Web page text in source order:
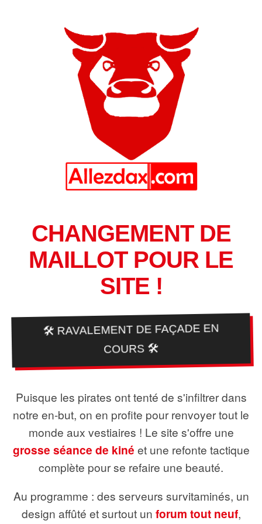
CHANGEMENT DE
MAILLOT POUR LE
SITE !
🛠️ RAVALEMENT DE FAÇADE EN
COURS 🛠️
Puisque les pirates ont tenté de s'infiltrer dans
notre en-but, on en profite pour renvoyer tout le
monde aux vestiaires ! Le site s'offre une
grosse séance de kiné et une refonte tactique
complète pour se refaire une beauté.
Au programme : des serveurs survitaminés, un
design affûté et surtout un forum tout neuf,